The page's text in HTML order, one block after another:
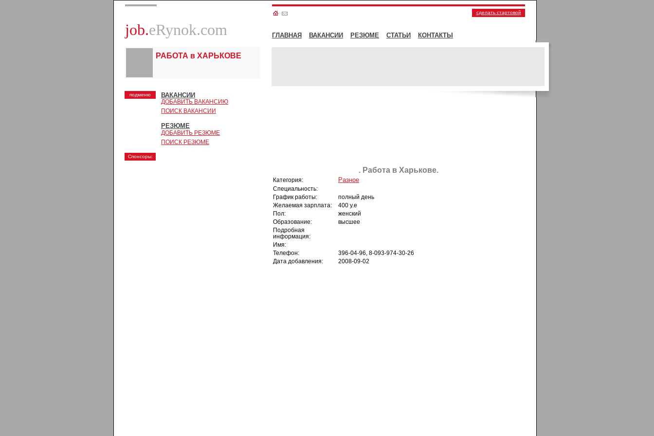
job.eRynok.com
сделать стартовой
ГЛАВНАЯ ВАКАНСИИ РЕЗЮМЕ СТАТЬИ КОНТАКТЫ
РАБОТА в ХАРЬКОВЕ
подменю ВАКАНСИИ
ДОБАВИТЬ ВАКАНСИЮ
ПОИСК ВАКАНСИИ
РЕЗЮМЕ
ДОБАВИТЬ РЕЗЮМЕ
ПОИСК РЕЗЮМЕ
Спонсоры:
. Работа в Харькове.
Категория: Разное
Специальность:
График работы:
полный день
Желаемая зарплата:
400 у.е
Пол:
женский
Образование:
высшее
Подробная
информация:
Имя:
Телефон:
396-04-96, 8-093-974-30-26
Дата добавления:
2008-09-02